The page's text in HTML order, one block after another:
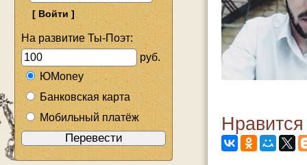
На развитие Ты-Поэт:
руб.
ЮMoney
Банковская карта
Мобильный платёж